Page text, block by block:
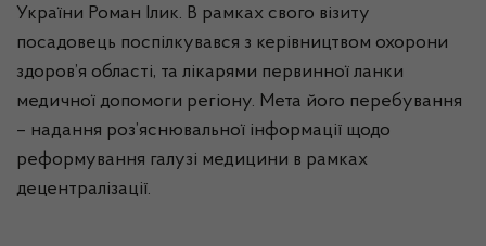
України Роман Ілик. В рамках свого візиту
посадовець поспілкувався з керівництвом охорони
здоров’я області, та лікарями первинної ланки
медичної допомоги регіону. Мета його перебування
– надання роз’яснювальної інформації щодо
реформування галузі медицини в рамках
децентралізації.